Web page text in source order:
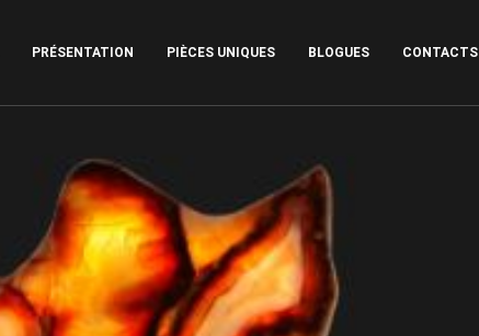
PRÉSENTATION PIÈCES UNIQUES BLOGUES CONTACTS